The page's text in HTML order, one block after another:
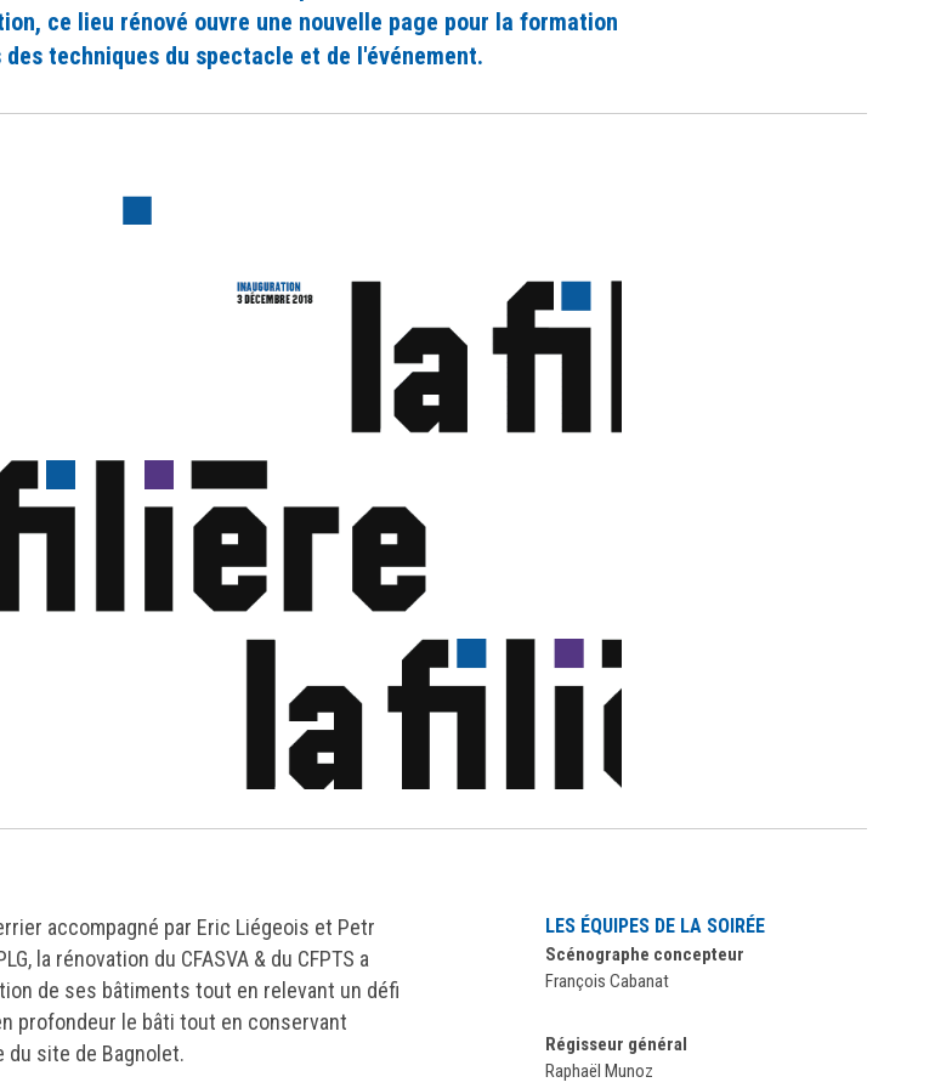
ce lieu rénové ouvre une nouvelle page pour la formation
techniques du spectacle et de l'événement.
accompagné par Eric Liégeois et Petr
la rénovation du CFASVA & du CFPTS a
de ses bâtiments tout en relevant un défi
profondeur le bâti tout en conservant
du site de Bagnolet.
LES ÉQUIPES DE LA SOIRÉE
Scénographe concepteur
François Cabanat
Régisseur général
Raphaël Munoz